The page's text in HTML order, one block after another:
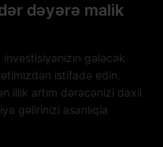
dəyərə malik
gələcək
istifadə edin.
illik artım dərəcənizi daxil
gəlirinizi asanlıqla